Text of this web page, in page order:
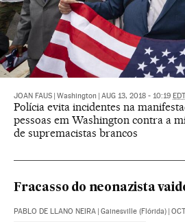
JOAN FAUS Washington AUG 13, 2018 - 10:19 EDT
Polícia evita incidentes na
pessoas em Washington contra a
de supremacistas brancos
Fracasso do neonazista
PABLO DE LLANO NEIRA Gainesville (Flórida)